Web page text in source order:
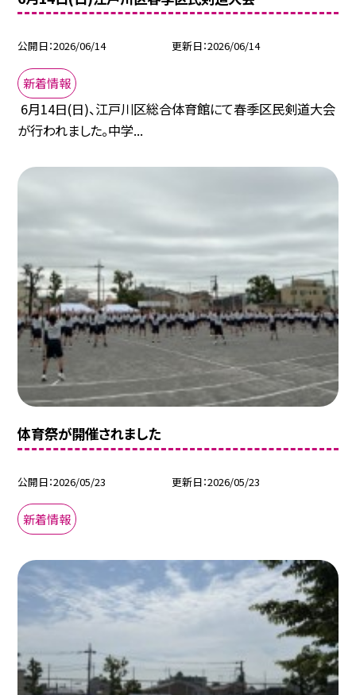
公開日 2026/06/14 更新日 2026/06/14
新着情報
6月14日(日)、江戸川区総合体育館にて春季区民剣道大会
が行われました。中学...
体育祭が開催されました
公開日 2026/05/23 更新日 2026/05/23
新着情報